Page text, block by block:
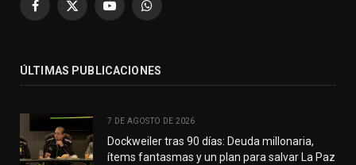
Facebook
X
YouTubeWhatsApp
ÚLTIMAS PUBLICACIONES
7 DE AGOSTO DE 2026
Dockweiler tras 90 días: Deuda millonaria,
ítems fantasmas y un plan para salvar La Paz